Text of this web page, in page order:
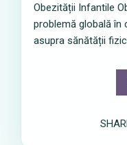
Obezității Infantile
problemă globală în
asupra sănătății